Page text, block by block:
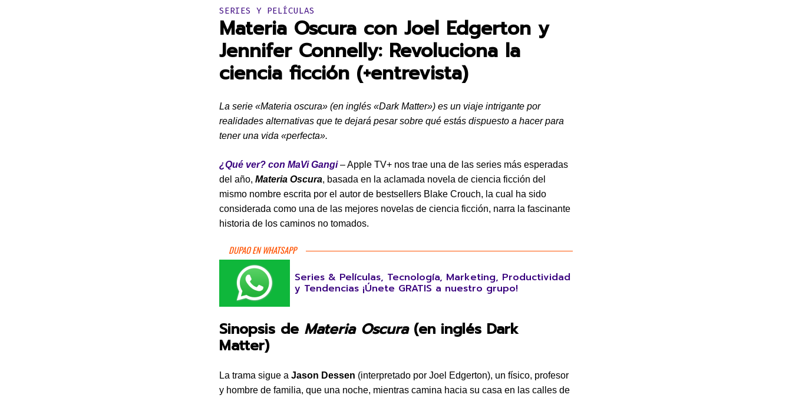
Publicado en:
SERIES Y PELÍCULAS
Materia Oscura con Joel Edgerton y
Jennifer Connelly: Revoluciona la
ciencia ficción (+entrevista)
La serie «Materia oscura» (en inglés «Dark Matter») es un viaje intrigante por
realidades alternativas que te dejará pesar sobre qué estás dispuesto a hacer para
tener una vida «perfecta».
¿Qué ver? con MaVi Gangi– Apple TV+ nos trae una de las series más esperadas
del año, Materia Oscura, basada en la aclamada novela de ciencia ficción del
mismo nombre escrita por el autor de bestsellers Blake Crouch, la cual ha sido
considerada como una de las mejores novelas de ciencia ficción, narra la fascinante
historia de los caminos no tomados.
DUPAO EN WHATSAPP
Series & Películas, Tecnología, Marketing, Productividad
y Tendencias ¡Únete GRATIS a nuestro grupo!
Sinopsis de Materia Oscura(en inglés Dark
Matter)
La trama sigue a Jason Dessen (interpretado por Joel Edgerton), un físico, profesor
y hombre de familia, que una noche, mientras camina hacia su casa en las calles de